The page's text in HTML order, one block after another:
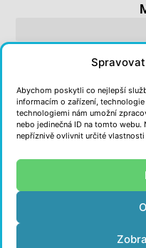
Abychom poskytli co nejlepší
informacím o zařízení,
technologiemi nám umožní
nebo jedinečná ID na tomto
nepříznivě ovlivnit určité vlastnosti
Webové stránky
dle zákona č. 99/
stránek a mobilních
Sb., o